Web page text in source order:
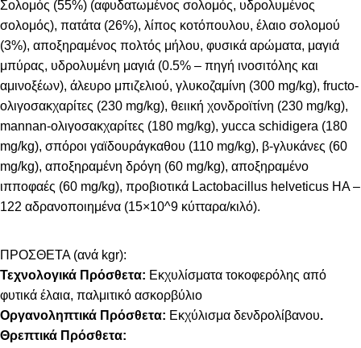
Σολομός (55%) (αφυδατωμένος σολομός, υδρολυμένος
σολομός), πατάτα (26%), λίπος κοτόπουλου, έλαιο σολομού
(3%), αποξηραμένος πολτός μήλου, φυσικά αρώματα, μαγιά
μπύρας, υδρολυμένη μαγιά (0.5% – πηγή ινοσιτόλης και
αμινοξέων), άλευρο μπιζελιού, γλυκοζαμίνη (300 mg/kg), fructo-
ολιγοσακχαρίτες (230 mg/kg), θειική χονδροϊτίνη (230 mg/kg),
mannan-ολιγοσακχαρίτες (180 mg/kg), yucca schidigera (180
mg/kg), σπόροι γαϊδουράγκαθου (110 mg/kg), β-γλυκάνες (60
mg/kg), αποξηραμένη δρόγη (60 mg/kg), αποξηραμένο
ιπποφαές (60 mg/kg), προβιοτικά Lactobacillus helveticus HA –
122 αδρανοποιημένα (15×10^9 κύτταρα/κιλό).
ΠΡΟΣΘΕΤΑ (ανά kgr):
Τεχνολογικά Πρόσθετα: Εκχυλίσματα τοκοφερόλης από
φυτικά έλαια, παλμιτικό ασκορβύλιο
Οργανοληπτικά Πρόσθετα: Εκχύλισμα δενδρολίβανου.
Θρεπτικά Πρόσθετα: